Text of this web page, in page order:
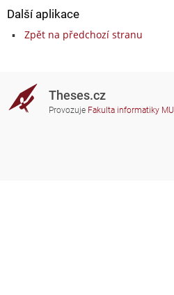
Další aplikace
Zpět na předchozí stranu
Theses.cz
Provozuje Fakulta informatiky MU